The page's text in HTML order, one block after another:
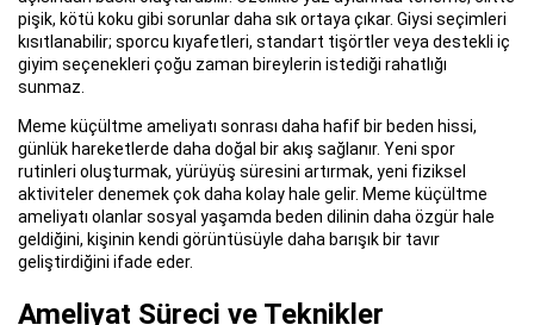
pişik, kötü koku gibi sorunlar daha sık ortaya çıkar. Giysi seçimleri
kısıtlanabilir; sporcu kıyafetleri, standart tişörtler veya destekli iç
giyim seçenekleri çoğu zaman bireylerin istediği rahatlığı
sunmaz.
Meme küçültme ameliyatı sonrası daha hafif bir beden hissi,
günlük hareketlerde daha doğal bir akış sağlanır. Yeni spor
rutinleri oluşturmak, yürüyüş süresini artırmak, yeni fiziksel
aktiviteler denemek çok daha kolay hale gelir. Meme küçültme
ameliyatı olanlar sosyal yaşamda beden dilinin daha özgür hale
geldiğini, kişinin kendi görüntüsüyle daha barışık bir tavır
geliştirdiğini ifade eder.
Ameliyat Süreci ve Teknikler